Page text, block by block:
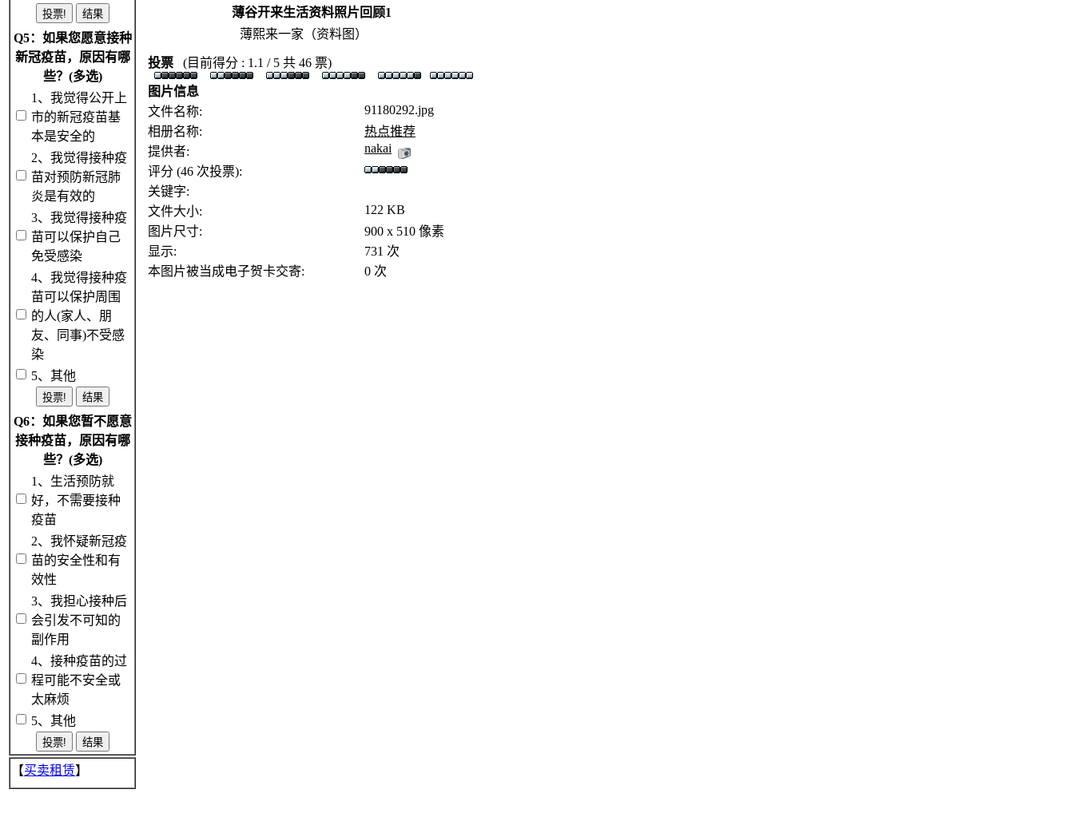
Q5：如果您愿意接种
新冠疫苗，原因有哪
些？(多选)
1、我觉得公开上
市的新冠疫苗基
本是安全的
2、我觉得接种疫
苗对预防新冠肺
炎是有效的
3、我觉得接种疫
苗可以保护自己
免受感染
4、我觉得接种疫
苗可以保护周围
的人(家人、朋
友、同事)不受感
染
5、其他
Q6：如果您暂不愿意
接种疫苗，原因有哪
些？(多选)
1、生活预防就
好，不需要接种
疫苗
2、我怀疑新冠疫
苗的安全性和有
效性
3、我担心接种后
会引发不可知的
副作用
4、接种疫苗的过
程可能不安全或
太麻烦
5、其他
【买卖租赁】
薄谷开来生活资料照片回顾1
薄熙来一家（资料图）
投票 (目前得分 : 1.1 / 5 共 46 票)
图片信息
文件名称:
91180292.jpg
相册名称:
热点推荐
提供者:
nakai
评分 (46 次投票):
关键字:
文件大小:
122 KB
图片尺寸:
900 x 510 像素
显示:
731 次
本图片被当成电子贺卡交寄:
0 次